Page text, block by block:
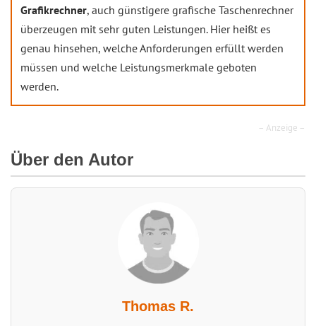
Grafikrechner, auch günstigere grafische Taschenrechner
überzeugen mit sehr guten Leistungen. Hier heißt es
genau hinsehen, welche Anforderungen erfüllt werden
müssen und welche Leistungsmerkmale geboten
werden.
– Anzeige –
Über den Autor
Thomas R.